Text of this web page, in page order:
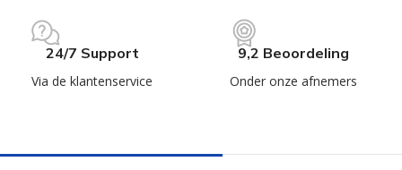
24/7 Support
Via de klantenservice
9,2 Beoordeling
Onder onze afnemers